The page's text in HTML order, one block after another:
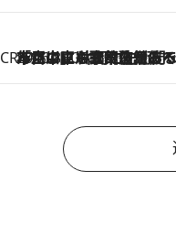
CREA'S CHOICE
2026.8.7
「立川にも歌舞伎があるんだよ」 片岡仁左衛門・市川中車ら豪華座組みで4年目の立川立飛歌舞